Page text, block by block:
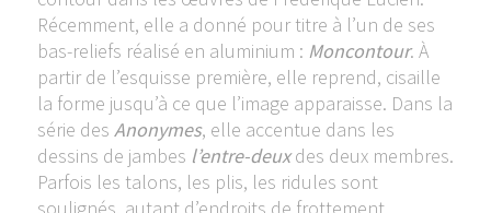
Récemment, elle a donné pour titre à l’un de ses
bas-reliefs réalisé en aluminium : Moncontour. À
partir de l’esquisse première, elle reprend, cisaille
la forme jusqu’à ce que l’image apparaisse. Dans la
série des Anonymes, elle accentue dans les
dessins de jambes l’entre-deuxdes deux membres.
Parfois les talons, les plis, les ridules sont